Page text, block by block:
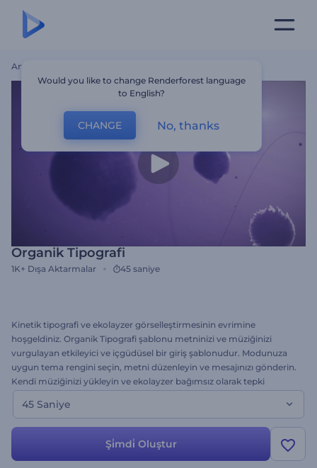
Ana Sayfa
Organik Tipografi
1K+ Dışa Aktarmalar 45 saniye
Kinetik tipografi ve ekolayzer görselleştirmesinin evrimine
hoşgeldiniz. Organik Tipografi şablonu metninizi ve müziğinizi
vurgulayan etkileyici ve içgüdüsel bir giriş şablonudur. Modunuza
uygun tema rengini seçin, metni düzenleyin ve mesajınızı gönderin.
Kendi müziğinizi yükleyin ve ekolayzer bağımsız olarak tepki
verecektir. 3 dakikaya kadar genişletilebilir uzunluğuyla bu şablon
her türden tanıtım, davet, ve promosyonlar için idealdir. Şimdi
45 Saniye
Şi̇mdi̇ Oluştur
Would you like to change Renderforest language
to English?
CHANGE No, thanks